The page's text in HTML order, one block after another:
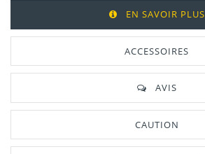
EN SAVOIR PLUS
ACCESSOIRES
AVIS
CAUTION